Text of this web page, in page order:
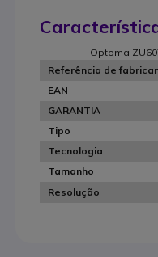
Optoma
Referência de
EAN
GARANTIA
Tipo
Tecnologia
Tamanho
Resolução